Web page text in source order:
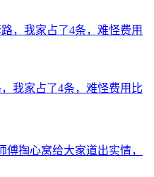
我家占了4条，难怪费用比